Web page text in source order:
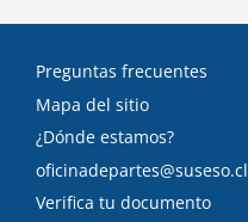
Preguntas frecuentes
Mapa del sitio
¿Dónde estamos?
oficinadepartes@suseso.cl
Verifica tu documento